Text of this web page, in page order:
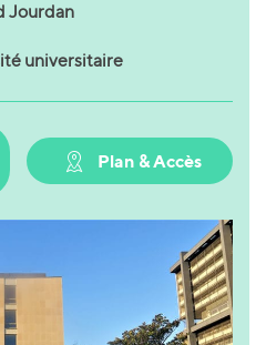
Jourdan
universitaire
Plan & Accès